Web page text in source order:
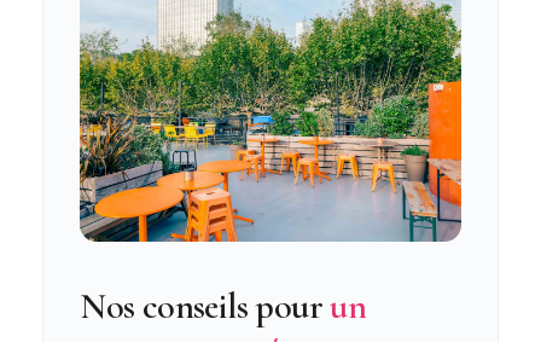
Nos conseils pourun